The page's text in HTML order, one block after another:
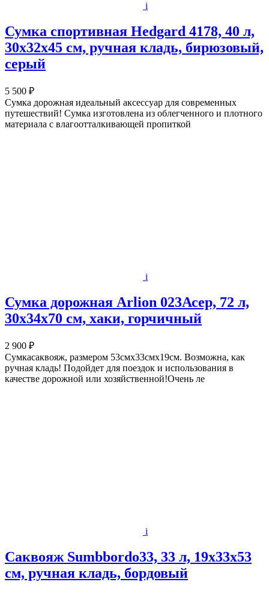
i
Сумка спортивная Hedgard 4178, 40 л,
30х32х45 см, ручная кладь, бирюзовый,
серый
5 500 ₽
Сумка дорожная идеальный аксессуар для современных
путешествий! Сумка изготовлена из облегченного и плотного
материала с влагоотталкивающей пропиткой
i
Сумка дорожная Arlion 023Асер, 72 л,
30х34х70 см, хаки, горчичный
2 900 ₽
Сумкасаквояж, размером 53смх33смх19см. Возможна, как
ручная кладь! Подойдет для поездок и использования в
качестве дорожной или хозяйственной!Очень ле
i
Саквояж Sumbbordo33, 33 л, 19х33х53
см, ручная кладь, бордовый